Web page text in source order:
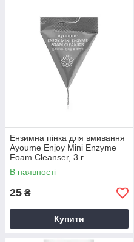
Ензимна пінка для вмивання
Ayoume Enjoy Mini Enzyme
Foam Cleanser, 3 г
В наявності
25 ₴
Купити